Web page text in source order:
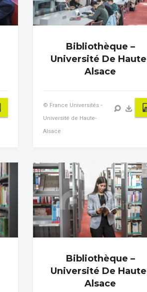
Bibliothèque –
Université De
Alsace
© France Universités -
Université de Haute-
Alsace
Bibliothèque –
Université De
Alsace